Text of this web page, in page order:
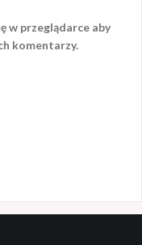
w przeglądarce aby
komentarzy.